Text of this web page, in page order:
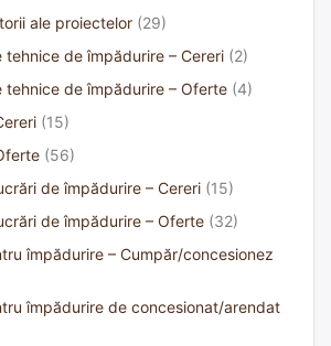
ale proiectelor (29)
tehnice de împădurire – Cereri (2)
tehnice de împădurire – Oferte (4)
(15)
(56)
de împădurire – Cereri (15)
de împădurire – Oferte (32)
împădurire – Cumpăr/concesionez
împădurire de concesionat/arendat